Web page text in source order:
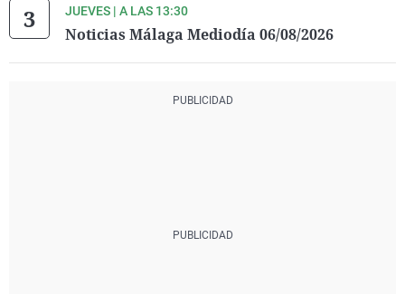
JUEVES | A LAS 13:30
Noticias Málaga Mediodía 06/08/2026